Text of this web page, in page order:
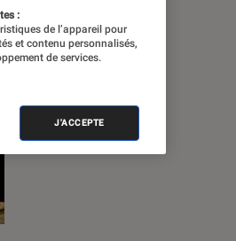
:
de l’appareil pour
et contenu personnalisés,
de services.
J'ACCEPTE